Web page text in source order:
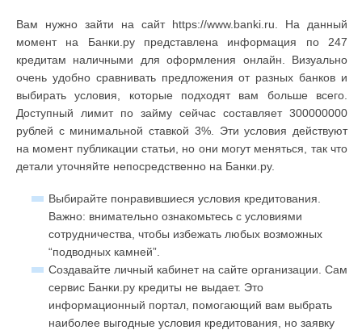
Вам нужно зайти на сайт https://www.banki.ru. На данный
момент на Банки.ру представлена информация по 247
кредитам наличными для оформления онлайн. Визуально
очень удобно сравнивать предложения от разных банков и
выбирать условия, которые подходят вам больше всего.
Доступный лимит по займу сейчас составляет 300000000
рублей с минимальной ставкой 3%. Эти условия действуют
на момент публикации статьи, но они могут меняться, так что
детали уточняйте непосредственно на Банки.ру.
Выбирайте понравившиеся условия кредитования.
Важно: внимательно ознакомьтесь с условиями
сотрудничества, чтобы избежать любых возможных
“подводных камней”.
Создавайте личный кабинет на сайте организации. Сам
сервис Банки.ру кредиты не выдает. Это
информационный портал, помогающий вам выбрать
наиболее выгодные условия кредитования, но заявку